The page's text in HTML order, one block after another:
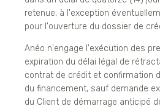
retenue, à l'exception
pour l'ouverture du dossier de
Anéo n'engage l'exécution des
expiration du délai légal de
contrat de crédit et confirmation
du financement, sauf demande
du Client de démarrage anticipé